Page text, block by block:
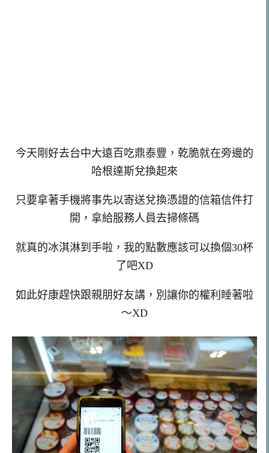
今天剛好去台中大遠百吃鼎泰豐，乾脆就在旁邊的
哈根達斯兌換起來
只要拿著手機將事先以寄送兌換憑證的信箱信件打
開，拿給服務人員去掃條碼
就真的冰淇淋到手啦，我的點數應該可以換個30杯
了吧XD
如此好康趕快跟親朋好友講，別讓你的權利睡著啦
～XD